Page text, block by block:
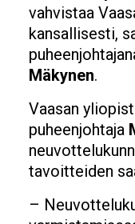
vahvistaa
kansallisesti,
Mäkynen.
Vaasan
puheenjohtaja
tavoitteiden
–